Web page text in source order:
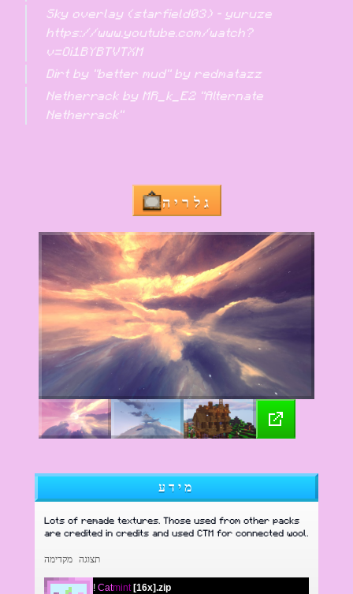
Sky overlay (starfield03) - yuruze
https://www.youtube.com/watch?
v=Oi1BYBTVTXM
Dirt by "better mud" by redmatazz
Netherrack by MR_k_E2 "Alternate
Netherrack"
גלריה
מידע
Lots of remade textures. Those used from other packs
are credited in credits and used CTM for connected wool.
תצוגה מקדימה
! Catmint[16x].zip